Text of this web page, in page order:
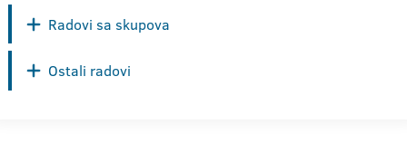
Radovi sa skupova
Ostali radovi